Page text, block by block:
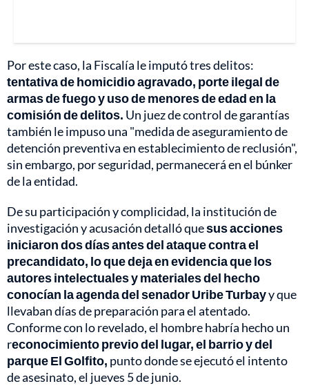
Por este caso, la Fiscalía le imputó tres delitos:
tentativa de homicidio agravado, porte ilegal de
armas de fuego y uso de menores de edad en la
comisión de delitos. Un juez de control de garantías
también le impuso una "medida de aseguramiento de
detención preventiva en establecimiento de reclusión",
sin embargo, por seguridad, permanecerá en el búnker
de la entidad.
De su participación y complicidad, la institución de
investigación y acusación detalló quesusacciones
iniciaron dos días antes del ataque contra el
precandidato, lo que deja en evidencia que los
autores intelectuales y materiales del hecho
conocían la agenda del senador Uribe Turbayy que
llevaban días de preparación para el atentado.
Conforme con lo revelado, el hombre habría hecho un
reconocimiento previo del lugar, el barrio y del
parque El Golfito, punto donde se ejecutó el intento
de asesinato, el jueves 5 de junio.